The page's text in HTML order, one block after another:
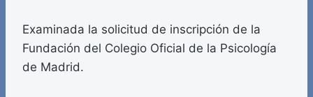
Examinada la solicitud de inscripción de la
Fundación del Colegio Oficial de la Psicología
de Madrid.